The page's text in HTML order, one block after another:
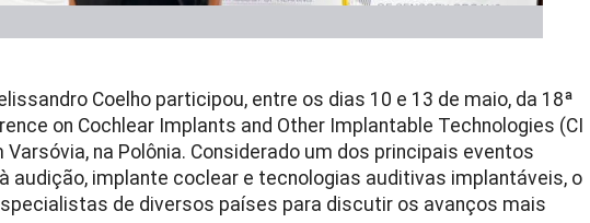
Coelho participou, entre os dias 10 e 13 de maio, da 18ª
on Cochlear Implants and Other Implantable Technologies (CI
Varsóvia, na Polônia. Considerado um dos principais eventos
audição, implante coclear e tecnologias auditivas implantáveis, o
de diversos países para discutir os avanços mais